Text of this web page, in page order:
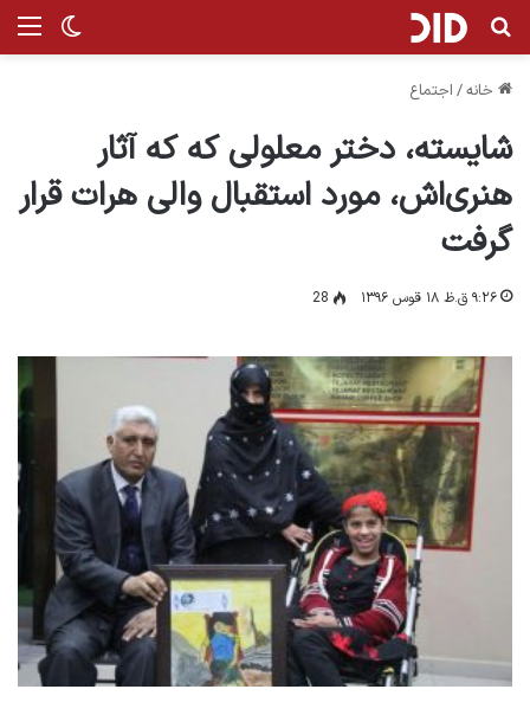
تغییر جستجو برای
خانه/ اجتماع
شایسته، دختر معلولی که که آثار
هنری‌اش، مورد استقبال والی هرات قرار
گرفت
۹:۲۶ ق.ظ ۱۸ قوس ۱۳۹۶ 28